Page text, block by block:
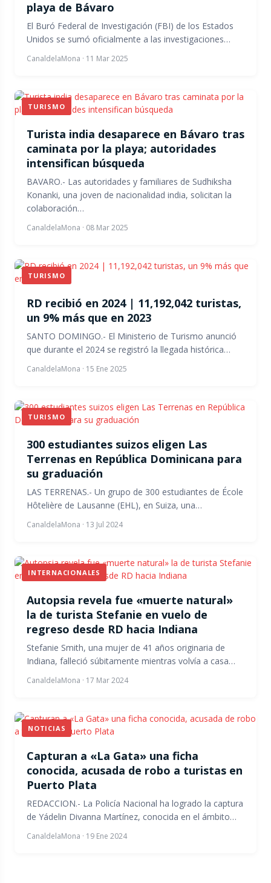
playa de Bávaro
El Buró Federal de Investigación (FBI) de los Estados
Unidos se sumó oficialmente a las investigaciones…
CanaldelaMona · 11 Mar 2025
TURISMO
Turista india desaparece en Bávaro tras
caminata por la playa; autoridades
intensifican búsqueda
​BAVARO.- Las autoridades y familiares de Sudhiksha
Konanki, una joven de nacionalidad india, solicitan la
colaboración…
CanaldelaMona · 08 Mar 2025
TURISMO
RD recibió en 2024 | 11,192,042 turistas,
un 9% más que en 2023
SANTO DOMINGO.- El Ministerio de Turismo anunció
que durante el 2024 se registró la llegada histórica…
CanaldelaMona · 15 Ene 2025
TURISMO
300 estudiantes suizos eligen Las
Terrenas en República Dominicana para
su graduación
LAS TERRENAS.- Un grupo de 300 estudiantes de École
Hôtelière de Lausanne (EHL), en Suiza, una…
CanaldelaMona · 13 Jul 2024
INTERNACIONALES
Autopsia revela fue «muerte natural»
la de turista Stefanie en vuelo de
regreso desde RD hacia Indiana
Stefanie Smith, una mujer de 41 años originaria de
Indiana, falleció súbitamente mientras volvía a casa…
CanaldelaMona · 17 Mar 2024
NOTICIAS
Capturan a «La Gata» una ficha
conocida, acusada de robo a turistas en
Puerto Plata
REDACCION.- La Policía Nacional ha logrado la captura
de Yádelin Divanna Martínez, conocida en el ámbito…
CanaldelaMona · 19 Ene 2024